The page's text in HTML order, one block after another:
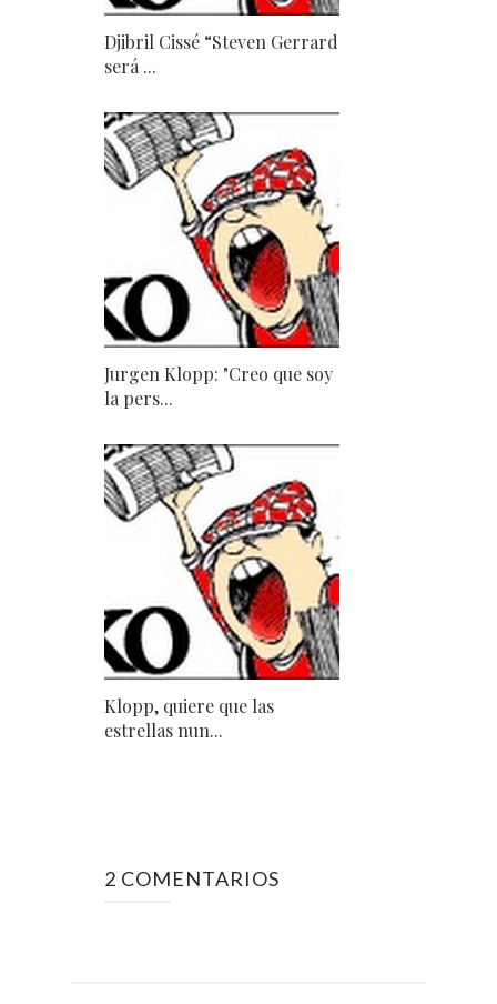
Djibril Cissé “Steven Gerrard
será ...
Jurgen Klopp: "Creo que soy
la pers...
Klopp, quiere que las
estrellas nun...
2 COMENTARIOS